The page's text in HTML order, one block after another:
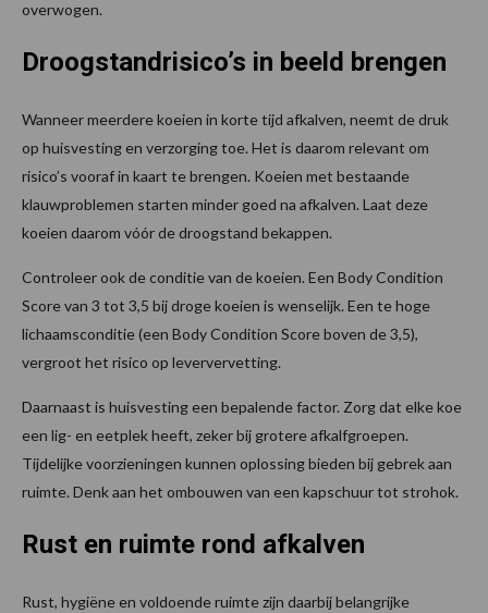
overwogen.
Droogstandrisico’s in beeld brengen
Wanneer meerdere koeien in korte tijd afkalven, neemt de druk
op huisvesting en verzorging toe. Het is daarom relevant om
risico’s vooraf in kaart te brengen. Koeien met bestaande
klauwproblemen starten minder goed na afkalven. Laat deze
koeien daarom vóór de droogstand bekappen.
Controleer ook de conditie van de koeien. Een Body Condition
Score van 3 tot 3,5 bij droge koeien is wenselijk. Een te hoge
lichaamsconditie (een Body Condition Score boven de 3,5),
vergroot het risico op leververvetting.
Daarnaast is huisvesting een bepalende factor. Zorg dat elke koe
een lig- en eetplek heeft, zeker bij grotere afkalfgroepen.
Tijdelijke voorzieningen kunnen oplossing bieden bij gebrek aan
ruimte. Denk aan het ombouwen van een kapschuur tot strohok.
Rust en ruimte rond afkalven
Rust, hygiëne en voldoende ruimte zijn daarbij belangrijke